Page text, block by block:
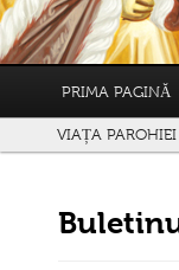
PRIMA PAGINĂ
VIAȚA PAROHIEI